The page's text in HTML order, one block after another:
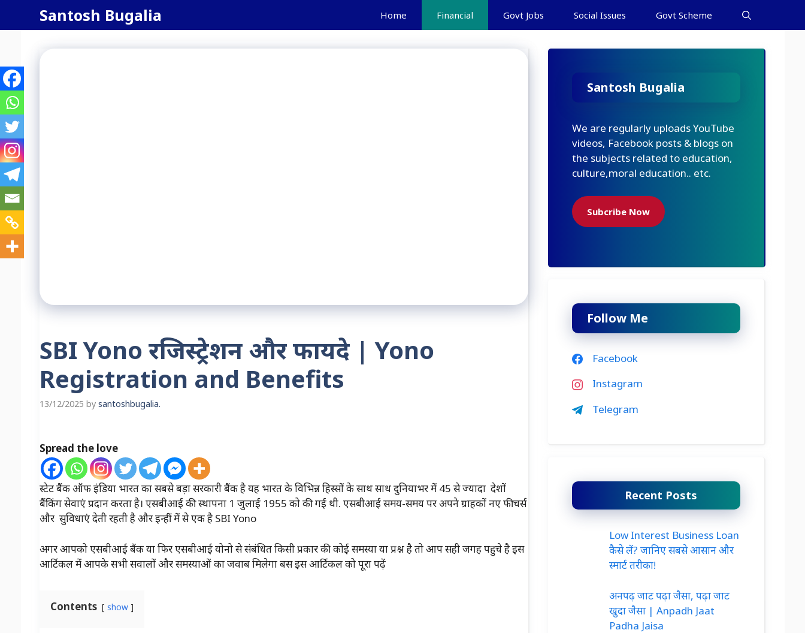
Santosh Bugalia Home Financial Govt Jobs Social Issues Govt Scheme
SBI Yono रजिस्ट्रेशन और फायदे | Yono
Registration and Benefits
13/12/2025 by santoshbugalia.
Spread the love
स्टेट बैंक ऑफ इंडिया भारत का सबसे बड़ा सरकारी बैंक है यह भारत के विभिन्न हिस्सों के साथ साथ दुनियाभर में 45 से ज्यादा देशों
बैंकिंग सेवाएं प्रदान करता है। एसबीआई की स्थापना 1 जुलाई 1955 को की गई थी. एसबीआई समय-समय पर अपने ग्राहकों नए फीचर्स
और सुविधाएं देती रहती है और इन्हीं में से एक है SBI Yono
अगर आपको एसबीआई बैंक या फिर एसबीआई योनो से संबंधित किसी प्रकार की कोई समस्या या प्रश्न है तो आप सही जगह पहुचे है इस
आर्टिकल में आपके सभी सवालों और समस्याओं का जवाब मिलेगा बस इस आर्टिकल को पूरा पढ़ें
Contents show
Santosh Bugalia
We are regularly uploads YouTube
videos, Facebook posts & blogs on
the subjects related to education,
culture,moral education.. etc.
Subcribe Now
Follow Me
Facebook
Instagram
Telegram
Recent Posts
Low Interest Business Loan
कैसे लें? जानिए सबसे आसान और
स्मार्ट तरीका!
अनपढ़ जाट पढ़ा जैसा, पढ़ा जाट
खुदा जैसा | Anpadh Jaat
Padha Jaisa